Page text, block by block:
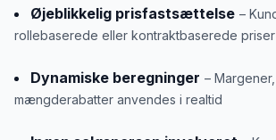
Øjeblikkelig prisfastsættelse –
rollebaserede eller kontraktbaserede priser
Dynamiske beregninger –
mængderabatter anvendes i realtid